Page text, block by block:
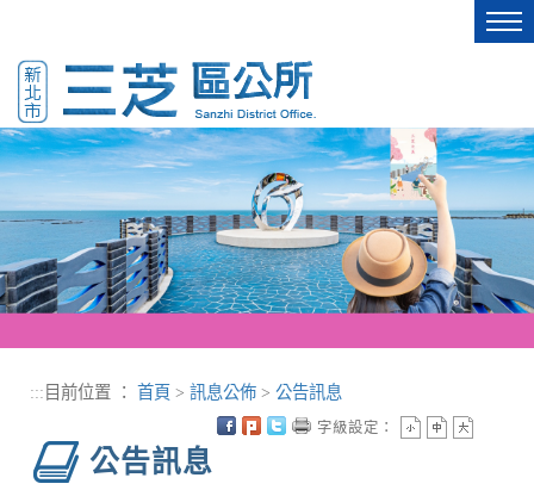
::: 目前位置 ： 首頁 > 訊息公佈 > 公告訊息
公告訊息
字級設定：